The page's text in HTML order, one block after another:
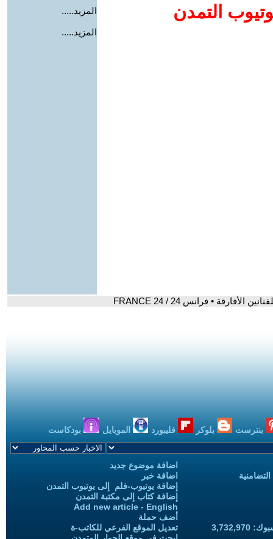
التمدن
المزيد.....
المزيد.....
بنترست بلوكر فليبورد الموبايل بودكاست
اضافة موضوع جديد
اضافة خبر
إضافة يوتيوب-فلم إلى يوتيوب التمدن
إضافة كتاب إلى مكتبة التمدن
Add new article - English
أضف حملة
تعديل الموقع الفرعي للكاتب-ة